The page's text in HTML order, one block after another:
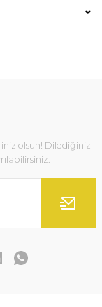
olsun! Dilediğiniz